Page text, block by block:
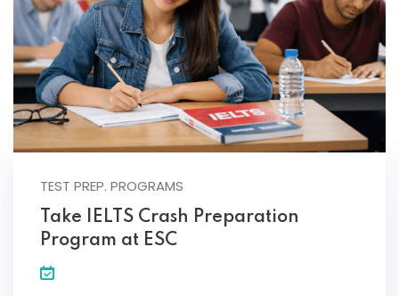
TEST PREP. PROGRAMS
Take IELTS Crash Preparation
Program at ESC